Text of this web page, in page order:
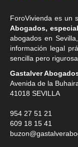
ForoVivienda es un
Abogados,
abogados en Sevilla
información legal
sencilla pero rigurosa.
Gastalver
Avenida de la
41018 SEVILLA
954 27 51 21
609 18 15 41